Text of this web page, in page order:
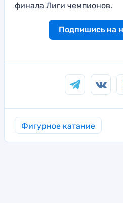
финала Лиги чемпионов.
Подпишись на
Фигурное катание